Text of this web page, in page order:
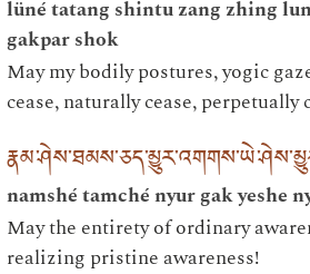
lüné tatang shintu zang zhing
gakpar shok
May my bodily postures, yogic
cease, naturally cease, perpetually
namshé tamché nyur gak yeshe
May the entirety of ordinary
realizing pristine awareness!